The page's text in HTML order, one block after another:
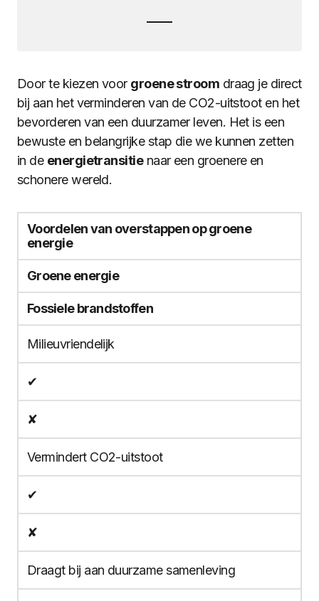
Door te kiezen voor groene stroom draag je direct
bij aan het verminderen van de CO2-uitstoot en het
bevorderen van een duurzamer leven. Het is een
bewuste en belangrijke stap die we kunnen zetten
in de energietransitienaar een groenere en
schonere wereld.
Voordelen van overstappen op groene
energie
Groene energie
Fossiele brandstoffen
Milieuvriendelijk
✔
✘
Vermindert CO2-uitstoot
✔
✘
Draagt bij aan duurzame samenleving